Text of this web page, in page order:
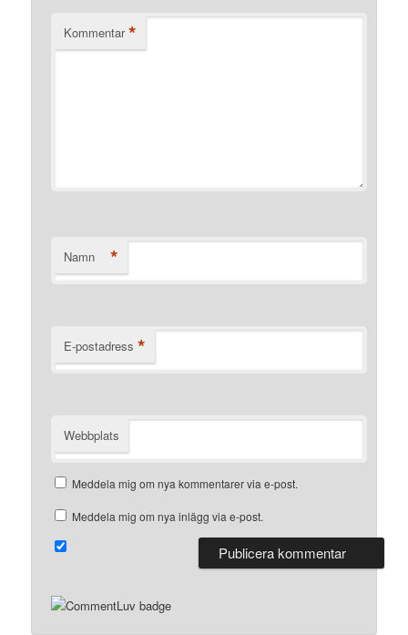
Kommentar *
Namn *
E-postadress *
Webbplats
Meddela mig om nya kommentarer via e-post.
Meddela mig om nya inlägg via e-post.